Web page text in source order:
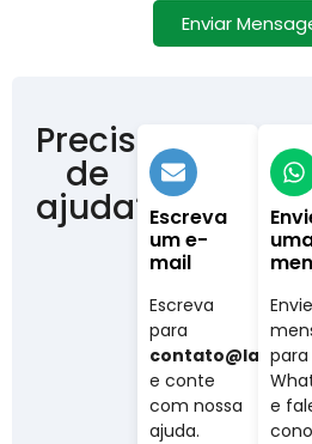
Enviar
Precisa
de
ajuda?Escreva
um e-
mail
Escreva
para
e conte
com nossa
ajuda.
para
e